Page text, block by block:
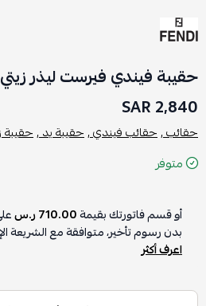
حقيبة فيندي فيرست ليذر زيتي
2,840 SAR
حقائب ,حقائب فيندي ,حقيبة يد ,حقيبة
متوفر
أو قسم فاتورتك بقيمة710.00 ر.س
بدون رسوم تأخير، متوافقة مع الشريعة
اعرف أكثر